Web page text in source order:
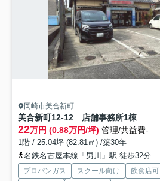
岡崎市美合新町
美合新町12-12 店舗事務所1棟
22万円 (0.88万円/坪) 管理/共益費-
1階 / 25.04坪 (82.81㎡) /築30年
名鉄名古屋本線「男川」駅 徒歩32分
プロパンガス スクール向け 飲食店可